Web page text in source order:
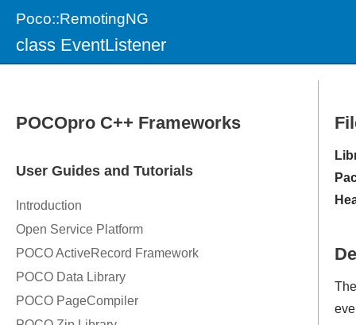
Poco::RemotingNG
class EventListener